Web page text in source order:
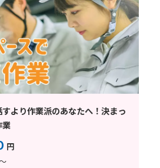
すより作業派のあなたへ！決まっ
業
円